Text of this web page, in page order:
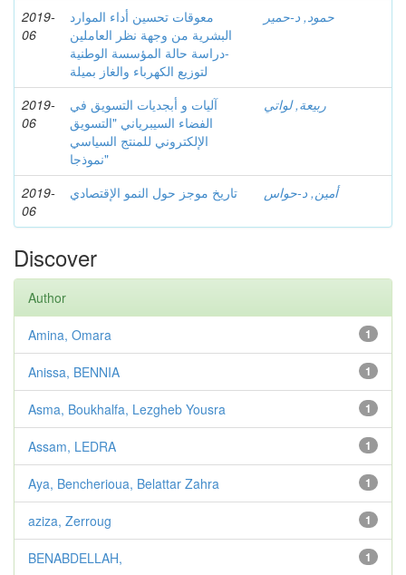
2019-
06
معوقات تحسين أداء الموارد
البشرية من وجهة نظر العاملين
-دراسة حالة المؤسسة الوطنية
لتوزيع الكهرباء والغاز بميلة
حمود, د-حمير
2019-
06
آليات و أبجديات التسويق في
الفضاء السيبرياني "التسويق
الإلكتروني للمنتج السياسي
نموذجا"
ربيعة, لواتي
2019-
06
تاريخ موجز حول النمو الإقتصادي أمين, د-حواس
Discover
Author
1
Amina, Omara
1
Anissa, BENNIA
1
Asma, Boukhalfa, Lezgheb Yousra
1
Assam, LEDRA
1
Aya, Bencherioua, Belattar Zahra
1
aziza, Zerroug
1
BENABDELLAH,